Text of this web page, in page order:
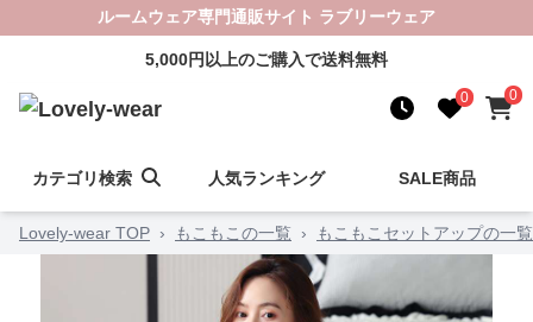
ルームウェア専門通販サイト ラブリーウェア
5,000円以上のご購入で送料無料
0 0
カテゴリ検索 人気ランキング SALE商品
Lovely-wear TOP › もこもこの一覧 › もこもこセットアップの一覧